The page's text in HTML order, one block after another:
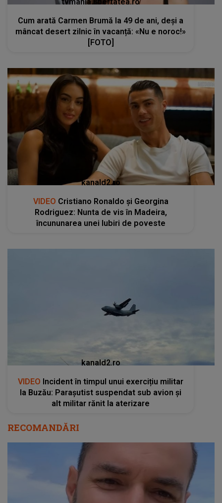
Cum arată Carmen Brumă la 49 de ani, deși a
mâncat desert zilnic în vacanță: «Nu e noroc!»
[FOTO]
kanald2.ro
VIDEO Cristiano Ronaldo și Georgina
Rodriguez: Nunta de vis în Madeira,
încununarea unei Iubiri de poveste
kanald2.ro
VIDEO Incident în timpul unui exercițiu militar
la Buzău: Parașutist suspendat sub avion și
alt militar rănit la aterizare
RECOMANDĂRI